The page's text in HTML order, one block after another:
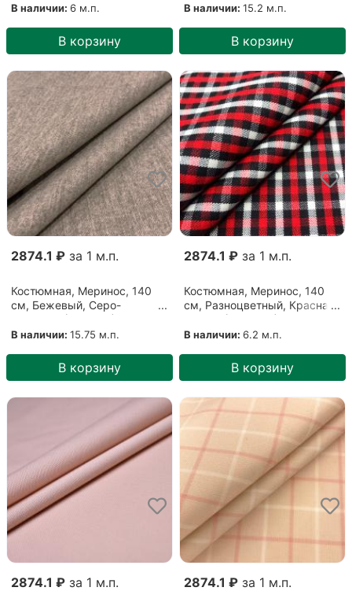
В наличии: 6 м.п.
В корзину
В наличии: 15.2 м.п.
В корзину
2874.1 ₽ за 1 м.п.
Костюмная, Меринос, 140
см, Бежевый, Серо-
бежевый (1712204)
В наличии: 15.75 м.п.
В корзину
2874.1 ₽ за 1 м.п.
Костюмная, Меринос, 140
см, Разноцветный, Красная
клетка (0312204)
В наличии: 6.2 м.п.
В корзину
2874.1 ₽ за 1 м.п. 2874.1 ₽ за 1 м.п.